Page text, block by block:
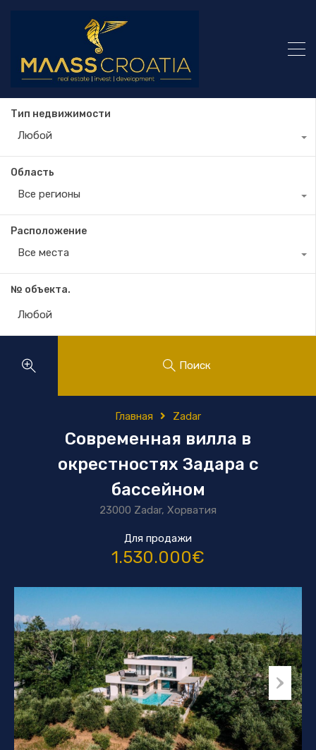
Тип недвижимости
Любой
Область
Все регионы
Расположение
Все места
№ объекта.
Поиск
Главная Zadar
Современная вилла в
окрестностях Задара с
бассейном
23000 Zadar, Хорватия
Для продажи
1.530.000€